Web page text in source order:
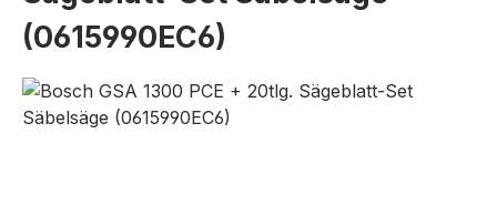
(0615990EC6)
Bildergalerie überspringen